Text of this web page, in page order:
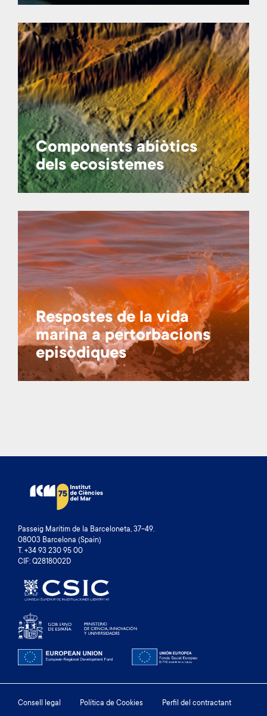
Components abiòtics
dels ecosistemes
Respostes de la vida
marina a pertorbacions
episòdiques
Passeig Marítim de la Barceloneta, 37-49.
08003 Barcelona (Spain)
T. +34 93 230 95 00
CIF: Q2818002D
Footer
Consell legal Política de Cookies Perfil del contractant